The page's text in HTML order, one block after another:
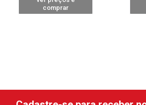
comprar